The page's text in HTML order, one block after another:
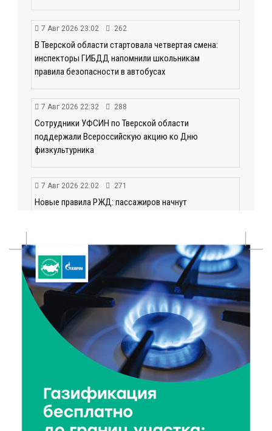
7 Авг 2026 23:02 262
В Тверской области стартовала четвертая смена:
инспекторы ГИБДД напомнили школьникам
правила безопасности в автобусах
7 Авг 2026 22:32 288
Сотрудники УФСИН по Тверской области
поддержали Всероссийскую акцию ко Дню
физкультурника
7 Авг 2026 22:02 271
Новые правила РЖД: пассажиров начнут
7 Авг 2026 21:02
Социальный фонд РФ представил актуальные
данные о численности пенсионеров
7 Авг 2026 20:02 335
Как питаться, чтобы мозг работал лучше:
рекомендации фитнес ‑ специалиста Александра
7 Авг 2026 19:02 347
Ботанические лаборатории в школах: Тверская